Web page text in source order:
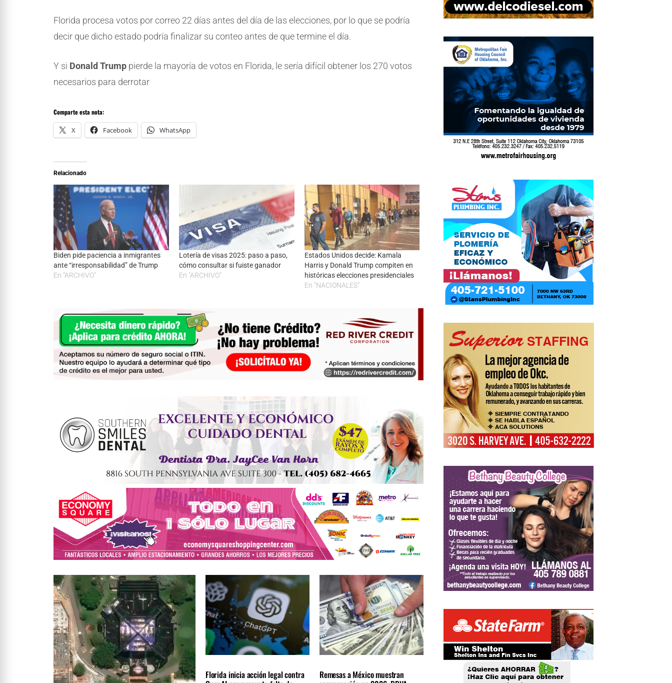
Florida procesa votos por correo 22 días antes del día de las elecciones, por lo que se podría
decir que dicho estado podría finalizar su conteo antes de que termine el día.
Y si Donald Trump pierde la mayoría de votos en Florida, le sería difícil obtener los 270 votos
necesarios para derrotar
Comparte esta nota:
X Facebook WhatsApp
Relacionado
Biden pide paciencia a inmigrantes
ante “irresponsabilidad” de Trump
En "ARCHIVO"
Lotería de visas 2025: paso a paso,
cómo consultar si fuiste ganador
En "ARCHIVO"
Estados Unidos decide: Kamala
Harris y Donald Trump compiten en
históricas elecciones presidenciales
En "NACIONALES"
Florida inicia acción legal contra Remesas a México muestran